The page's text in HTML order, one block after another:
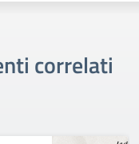
correlati